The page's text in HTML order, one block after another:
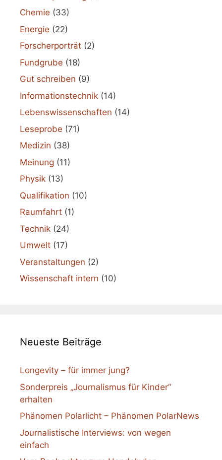
Chemie (33)
Energie (22)
Forscherporträt (2)
Fundgrube (18)
Gut schreiben (9)
Informationstechnik (14)
Lebenswissenschaften (14)
Leseprobe (71)
Medizin (38)
Meinung (11)
Physik (13)
Qualifikation (10)
Raumfahrt (1)
Technik (24)
Umwelt (17)
Veranstaltungen (2)
Wissenschaft intern (10)
Neueste Beiträge
Longevity – für immer jung?
Sonderpreis „Journalismus für Kinder“
erhalten
Phänomen Polarlicht – Phänomen PolarNews
Journalistische Interviews: von wegen
einfach